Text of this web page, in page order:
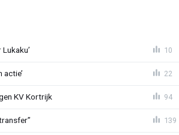
10
22
KV Kortrijk 94
139